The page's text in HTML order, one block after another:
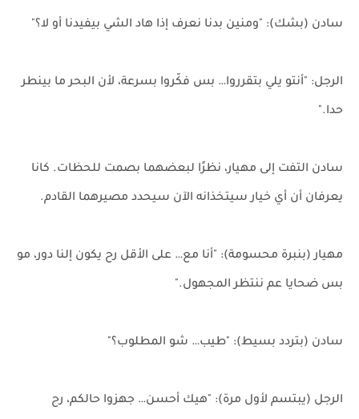
سادن (بشك): "ومنين بدنا نعرف إذا هاد الشي بيفيدنا أو لا؟"
الرجل: "أنتو يلي بتقرروا… بس فكّروا بسرعة، لأن البحر ما بينطر
حدا."
سادن التفت إلى مهيار، نظرًا لبعضهما بصمت للحظات. كانا
يعرفان أن أي خيار سيتخذانه الآن سيحدد مصيرهما القادم.
مهيار (بنبرة محسومة): "أنا مع… على الأقل رح يكون إلنا دور، مو
بس ضحايا عم ننتظر المجهول."
سادن (بتردد بسيط): "طيب… شو المطلوب؟"
الرجل (يبتسم لأول مرة): "هيك أحسن… جهزوا حالكم، رح